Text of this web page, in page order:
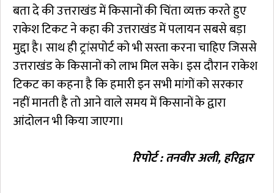
बता दे की उत्तराखंड में किसानों की चिंता व्यक्त करते हुए
राकेश टिकट ने कहा की उत्तराखंड में पलायन सबसे बड़ा
मुद्दा है। साथ ही ट्रांसपोर्ट को भी सस्ता करना चाहिए जिससे
उत्तराखंड के किसानों को लाभ मिल सके। इस दौरान राकेश
टिकट का कहना है कि हमारी इन सभी मांगों को सरकार
नहीं मानती है तो आने वाले समय में किसानों के द्वारा
आंदोलन भी किया जाएगा।
रिपोर्ट : तनवीर अली, हरिद्वार